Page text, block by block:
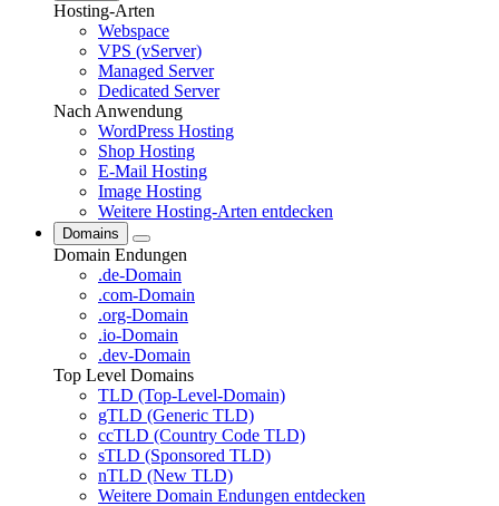
Hosting-Arten
Webspace
VPS (vServer)
Managed Server
Dedicated Server
Nach Anwendung
WordPress Hosting
Shop Hosting
E-Mail Hosting
Image Hosting
Weitere Hosting-Arten entdecken
Domains
Domain Endungen
.de-Domain
.com-Domain
.org-Domain
.io-Domain
.dev-Domain
Top Level Domains
TLD (Top-Level-Domain)
gTLD (Generic TLD)
ccTLD (Country Code TLD)
sTLD (Sponsored TLD)
nTLD (New TLD)
Weitere Domain Endungen entdecken